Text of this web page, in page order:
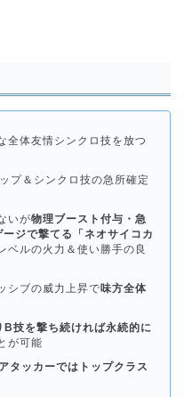
全体友情シンクロ技を放つ
プ＆シンクロ技の急所確定
いが物理ブースト付与・急
ジで撃てる「ネオサイコカ
ベルの火力＆使い勝手の良
シブの威力上昇で味方全体
技を撃ち続ければ永続的に
が可能
タッカーではトップクラス